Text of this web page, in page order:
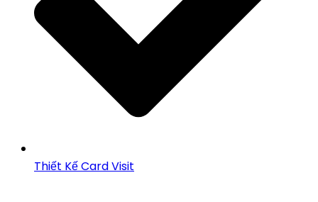
Thiết Kế Card Visit